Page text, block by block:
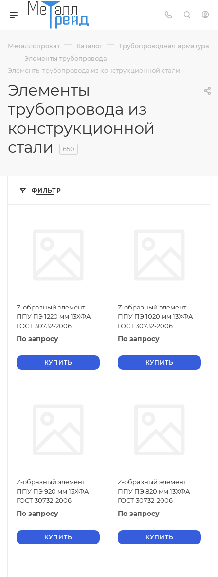
Металлопрокат — Каталог — Трубопроводная арматура
— Элементы трубопровода —
Элементы трубопровода из конструкционной стали
Элементы
трубопровода из
конструкционной
стали
650
ФИЛЬТР
Z-образный элемент
ППУ ПЭ 1220 мм 13ХФА
ГОСТ 30732-2006
По запросу
КУПИТЬ
Z-образный элемент
ППУ ПЭ 1020 мм 13ХФА
ГОСТ 30732-2006
По запросу
КУПИТЬ
Z-образный элемент
ППУ ПЭ 920 мм 13ХФА
ГОСТ 30732-2006
По запросу
КУПИТЬ
Z-образный элемент
ППУ ПЭ 820 мм 13ХФА
ГОСТ 30732-2006
По запросу
КУПИТЬ